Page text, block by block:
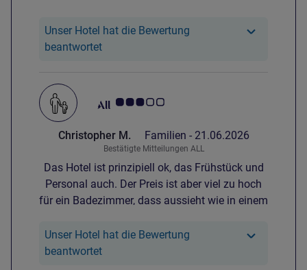
Unser Hotel hat die Bewertung
beantwortetUnser Hotel hat reagiert auf die
Note Kundenmeinungen 3.0/5
Christopher M. Familien - 21.06.2026
Bestätigte Mitteilungen ALL
Das Hotel ist prinzipiell ok, das Frühstück und
Personal auch. Der Preis ist aber viel zu hoch
für ein Badezimmer, dass aussieht wie in einem
Handtüchern.
Unser Hotel hat die Bewertung
beantwortetUnser Hotel hat reagiert auf die